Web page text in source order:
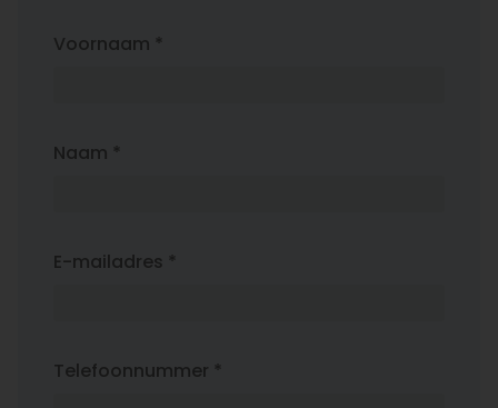
Voornaam *
Naam *
E-mailadres *
Telefoonnummer *